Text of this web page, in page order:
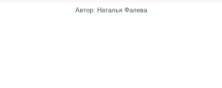
Автор: Наталья Фалева